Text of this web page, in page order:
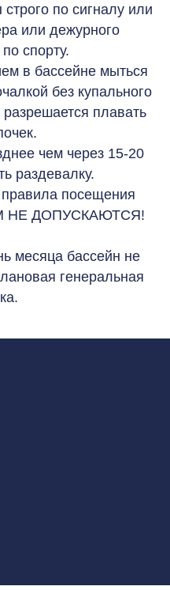
по сигналу или
или дежурного
спорту.
в бассейне мыться
без купального
плавать
чем через 15-20
раздевалку.
посещения
НЕ ДОПУСКАЮТСЯ!
месяца бассейн не
генеральная